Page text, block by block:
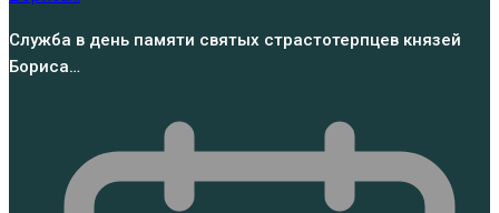
Служба в день памяти святых страстотерпцев князей
Бориса…